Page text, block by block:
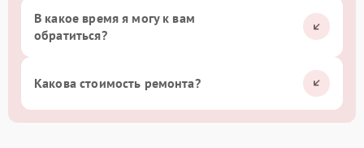
В какое время я могу к вам
обратиться?
Какова стоимость ремонта?